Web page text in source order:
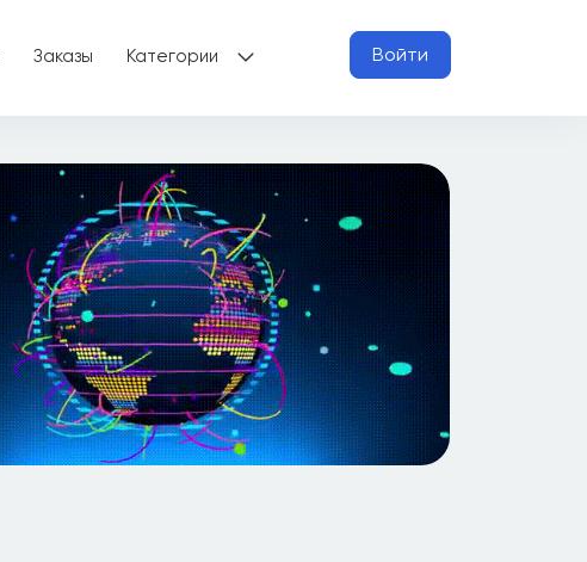
Заказы Категории Войти